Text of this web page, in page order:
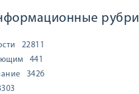
22811
441
3426